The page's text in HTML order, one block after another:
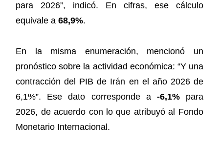
para 2026”, indicó. En cifras, ese cálculo
equivale a68,9%.
En la misma enumeración, mencionó un
pronóstico sobre la actividad económica: “Y una
contracción del PIB de Irán en el año 2026 de
6,1%”. Ese dato corresponde a -6,1%para
2026, de acuerdo con lo que atribuyó al Fondo
Monetario Internacional.